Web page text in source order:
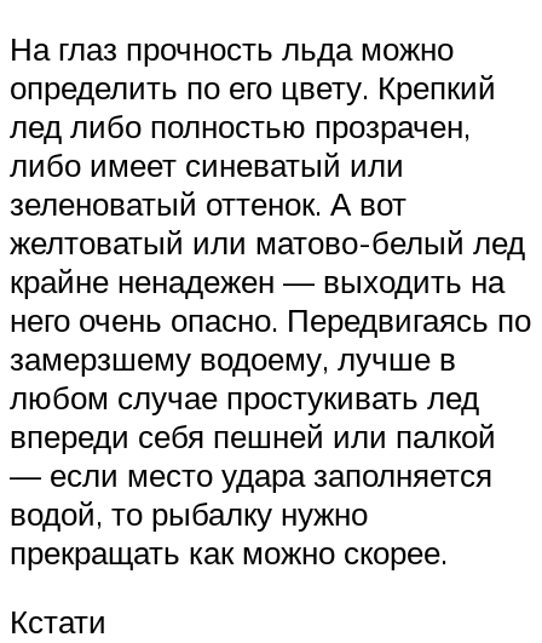
На глаз прочность льда можно
определить по его цвету. Крепкий
лед либо полностью прозрачен,
либо имеет синеватый или
зеленоватый оттенок. А вот
желтоватый или матово-белый лед
крайне ненадежен — выходить на
него очень опасно. Передвигаясь по
замерзшему водоему, лучше в
любом случае простукивать лед
впереди себя пешней или палкой
— если место удара заполняется
водой, то рыбалку нужно
прекращать как можно скорее.
Кстати